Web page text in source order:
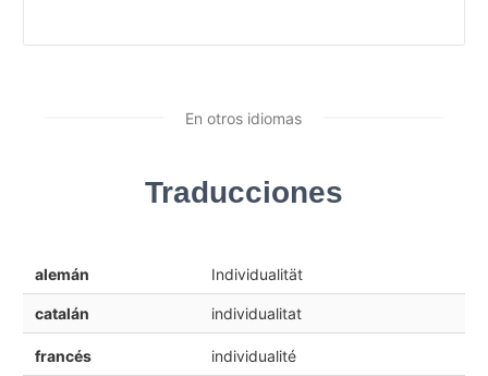
En otros idiomas
Traducciones
alemán Individualität
catalán individualitat
francés individualité